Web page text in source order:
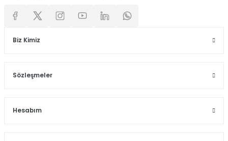
Biz Kimiz
Sözleşmeler
Hesabım